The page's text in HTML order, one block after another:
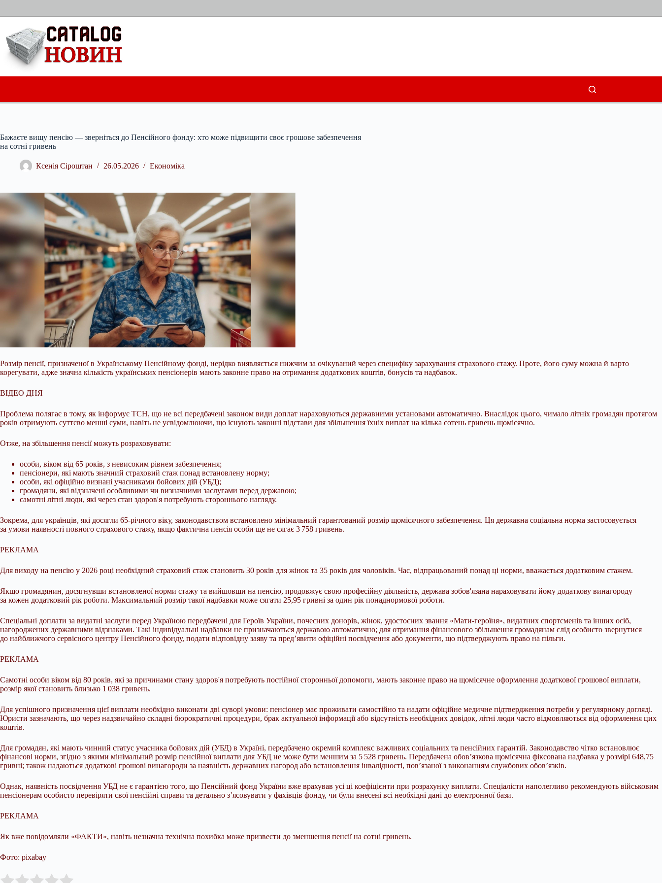
Бажаєте вищу пенсію — зверніться до Пенсійного фонду: хто може підвищити своє грошове забезпечення
на сотні гривень
Ксенія Сіроштан 26.05.2026 Економіка
Розмір пенсії, призначеної в Українському Пенсійному фонді, нерідко виявляється нижчим за очікуваний через специфіку зарахування страхового стажу. Проте, його суму можна й варто
корегувати, адже значна кількість українських пенсіонерів мають законне право на отримання додаткових коштів, бонусів та надбавок.
ВІДЕО ДНЯ
Проблема полягає в тому, як інформує ТСН, що не всі передбачені законом види доплат нараховуються державними установами автоматично. Внаслідок цього, чимало літніх громадян протягом
років отримують суттєво менші суми, навіть не усвідомлюючи, що існують законні підстави для збільшення їхніх виплат на кілька сотень гривень щомісячно.
Отже, на збільшення пенсії можуть розраховувати:
особи, віком від 65 років, з невисоким рівнем забезпечення;
пенсіонери, які мають значний страховий стаж понад встановлену норму;
особи, які офіційно визнані учасниками бойових дій (УБД);
громадяни, які відзначені особливими чи визначними заслугами перед державою;
самотні літні люди, які через стан здоров'я потребують стороннього нагляду.
Зокрема, для українців, які досягли 65-річного віку, законодавством встановлено мінімальний гарантований розмір щомісячного забезпечення. Ця державна соціальна норма застосовується
за умови наявності повного страхового стажу, якщо фактична пенсія особи ще не сягає 3 758 гривень.
РЕКЛАМА
Для виходу на пенсію у 2026 році необхідний страховий стаж становить 30 років для жінок та 35 років для чоловіків. Час, відпрацьований понад ці норми, вважається додатковим стажем.
Якщо громадянин, досягнувши встановленої норми стажу та вийшовши на пенсію, продовжує свою професійну діяльність, держава зобов'язана нараховувати йому додаткову винагороду
за кожен додатковий рік роботи. Максимальний розмір такої надбавки може сягати 25,95 гривні за один рік понаднормової роботи.
Спеціальні доплати за видатні заслуги перед Україною передбачені для Героїв України, почесних донорів, жінок, удостоєних звання «Мати-героїня», видатних спортсменів та інших осіб,
нагороджених державними відзнаками. Такі індивідуальні надбавки не призначаються державою автоматично; для отримання фінансового збільшення громадянам слід особисто звернутися
до найближчого сервісного центру Пенсійного фонду, подати відповідну заяву та пред’явити офіційні посвідчення або документи, що підтверджують право на пільги.
РЕКЛАМА
Самотні особи віком від 80 років, які за причинами стану здоров'я потребують постійної сторонньої допомоги, мають законне право на щомісячне оформлення додаткової грошової виплати,
розмір якої становить близько 1 038 гривень.
Для успішного призначення цієї виплати необхідно виконати дві суворі умови: пенсіонер має проживати самостійно та надати офіційне медичне підтвердження потреби у регулярному догляді.
Юристи зазначають, що через надзвичайно складні бюрократичні процедури, брак актуальної інформації або відсутність необхідних довідок, літні люди часто відмовляються від оформлення цих
коштів.
Для громадян, які мають чинний статус учасника бойових дій (УБД) в Україні, передбачено окремий комплекс важливих соціальних та пенсійних гарантій. Законодавство чітко встановлює
фінансові норми, згідно з якими мінімальний розмір пенсійної виплати для УБД не може бути меншим за 5 528 гривень. Передбачена обов’язкова щомісячна фіксована надбавка у розмірі 648,75
гривні; також надаються додаткові грошові винагороди за наявність державних нагород або встановлення інвалідності, пов’язаної з виконанням службових обов’язків.
Однак, наявність посвідчення УБД не є гарантією того, що Пенсійний фонд України вже врахував усі ці коефіцієнти при розрахунку виплати. Спеціалісти наполегливо рекомендують військовим
пенсіонерам особисто перевіряти свої пенсійні справи та детально з’ясовувати у фахівців фонду, чи були внесені всі необхідні дані до електронної бази.
РЕКЛАМА
Як вже повідомляли «ФАКТИ», навіть незначна технічна похибка може призвести до зменшення пенсії на сотні гривень.
Фото: pixabay
Rate this item: